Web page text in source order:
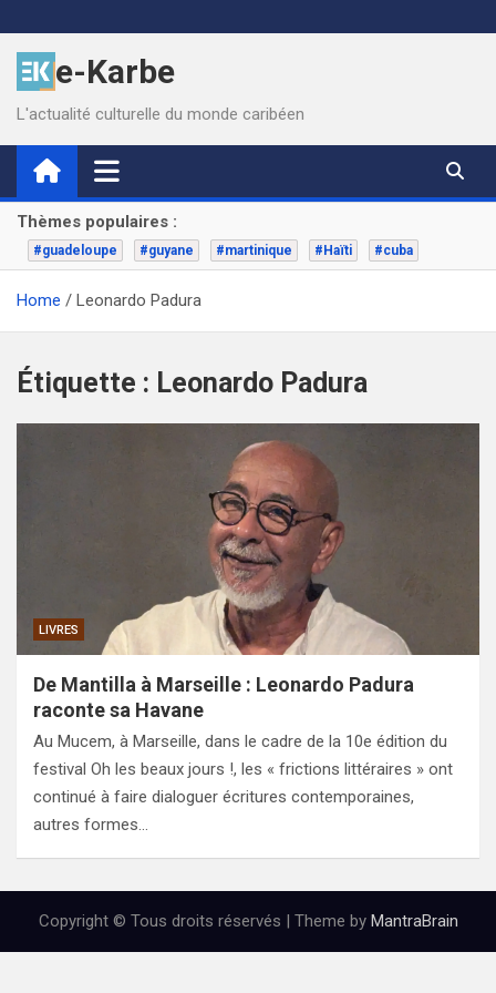
to
contente-Karbe
L'actualité culturelle du monde caribéen
Thèmes populaires :
#guadeloupe #guyane #martinique #Haïti #cuba
Home Leonardo Padura
Étiquette : Leonardo Padura
LIVRES
De Mantilla à Marseille : Leonardo Padura
raconte sa Havane
Au Mucem, à Marseille, dans le cadre de la 10e édition du
festival Oh les beaux jours !, les « frictions littéraires » ont
continué à faire dialoguer écritures contemporaines,
autres formes…
Copyright © Tous droits réservés | Theme by MantraBrain